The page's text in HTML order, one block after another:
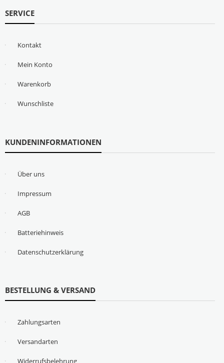
SERVICE
Kontakt
Mein Konto
Warenkorb
Wunschliste
KUNDENINFORMATIONEN
Über uns
Impressum
AGB
Batteriehinweis
Datenschutzerklärung
BESTELLUNG & VERSAND
Zahlungsarten
Versandarten
Widerrufsbelehrung